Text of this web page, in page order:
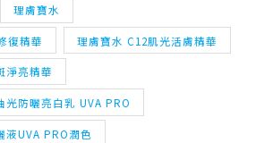
理膚寶水
復精華 理膚寶水 C12肌光活膚精華
淨亮精華
防曬亮白乳 UVA PRO
液UVA PRO潤色